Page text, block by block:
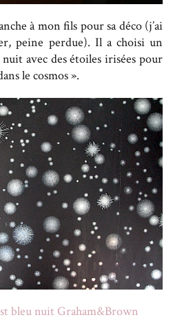
à mon fils pour sa déco (j’ai
peine perdue). Il a choisi un
avec des étoiles irisées pour
le cosmos ».
bleu nuit Graham&Brown